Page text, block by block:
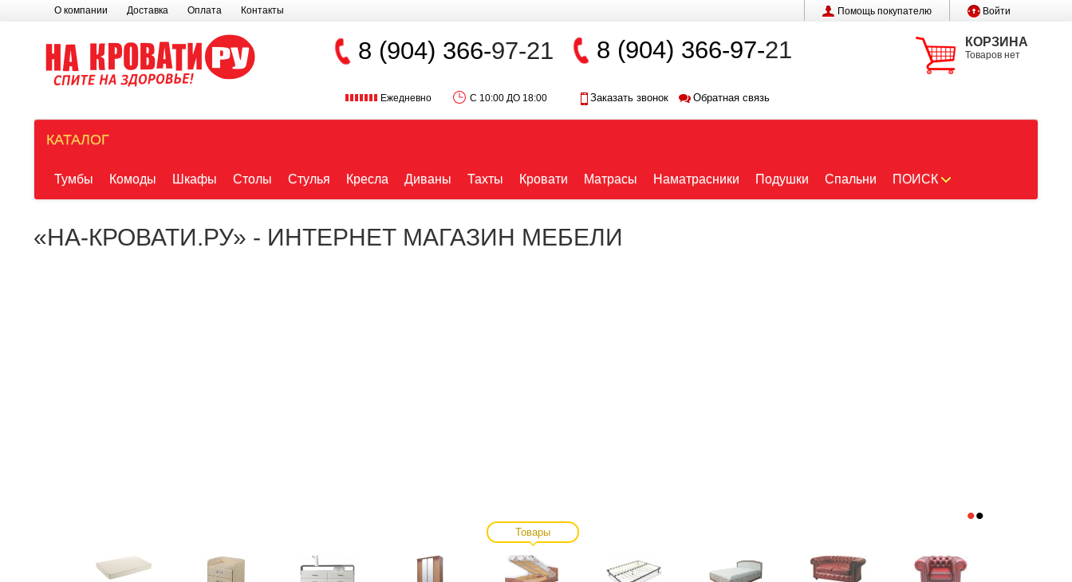
О компании Доставка Оплата Контакты Помощь покупателю Войти
КОРЗИНА
Товаров нет
8 (904) 366-97-21
Ежедневно С 10:00 ДО 18:00
8 (904) 366-97-21
Заказать звонок Обратная связь
КАТАЛОГ
Тумбы Комоды Шкафы Столы Стулья Кресла Диваны Тахты Кровати Матрасы Наматрасники Подушки Спальни ПОИСК
«НА-КРОВАТИ.РУ» - ИНТЕРНЕТ МАГАЗИН МЕБЕЛИ
••
Товары